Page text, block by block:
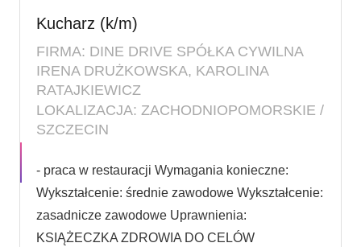
Kucharz (k/m)
FIRMA: DINE DRIVE SPÓŁKA CYWILNA
IRENA DRUŻKOWSKA, KAROLINA
RATAJKIEWICZ
LOKALIZACJA: ZACHODNIOPOMORSKIE /
SZCZECIN
- praca w restauracji Wymagania konieczne:
Wykształcenie: średnie zawodowe Wykształcenie:
zasadnicze zawodowe Uprawnienia:
KSIĄŻECZKA ZDROWIA DO CELÓW